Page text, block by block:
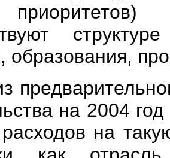
образования,
на 2004
на